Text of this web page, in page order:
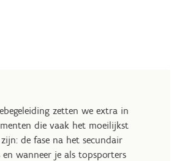
zetten we extra in
die vaak het moeilijkst
de fase na het secundair
wanneer je als topsporters